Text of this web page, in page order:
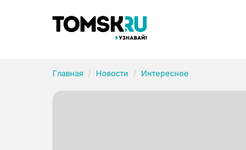
Главная Новости Интересное
Рубрики